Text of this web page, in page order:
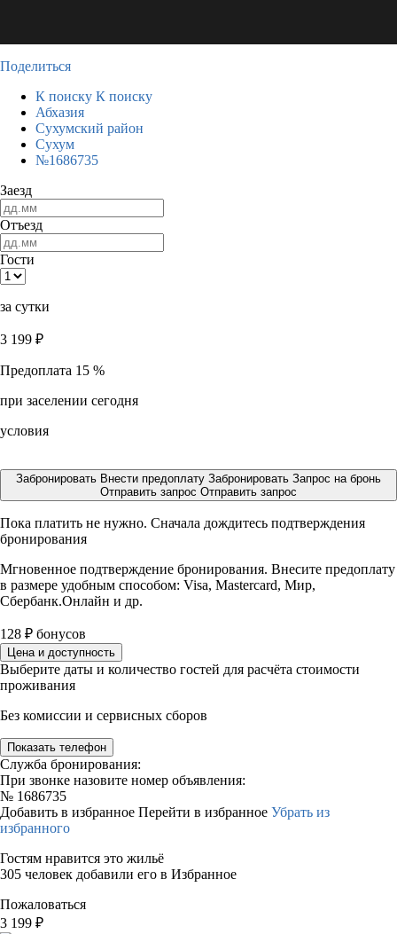
Поделиться
К поиску К поиску
Абхазия
Сухумский район
Сухум
№1686735
Заезд
Отъезд
Гости
за сутки
3 199 ₽
Предоплата 15 %
при заселении сегодня
условия
Забронировать Внести предоплату Забронировать Запрос на бронь
Отправить запрос Отправить запрос
Пока платить не нужно. Сначала дождитесь подтверждения
бронирования
Мгновенное подтверждение бронирования. Внесите предоплату
в размере удобным способом: Visa, Mastercard, Мир,
Сбербанк.Онлайн и др.
128 ₽ бонусов
Цена и доступность
Выберите даты и количество гостей для расчёта стоимости
проживания
Без комиссии и сервисных сборов
Показать телефон
Служба бронирования:
При звонке назовите номер объявления:
№ 1686735
Добавить в избранное Перейти в избранное Убрать из
избранного
Гостям нравится это жильё
305 человек добавили его в Избранное
Пожаловаться
3 199 ₽